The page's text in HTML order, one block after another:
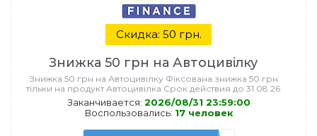
Скидка: 50 грн.
Знижка 50 грн на Автоцивілку
Знижка 50 грн на Автоцивілку Фіксована знижка 50 грн
тільки на продукт Автоцивілка Срок действия до 31.08.26
Заканчивается: 2026/08/31 23:59:00
Воспользовались: 17 человек